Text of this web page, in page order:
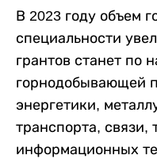
В 2023 году объем
специальности
грантов станет по
горнодобывающей
энергетики,
транспорта, связи,
информационных